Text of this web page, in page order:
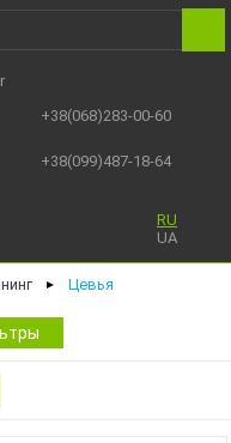
+38(068)283-00-60
+38(099)487-18-64
RU
UA
► Цевья